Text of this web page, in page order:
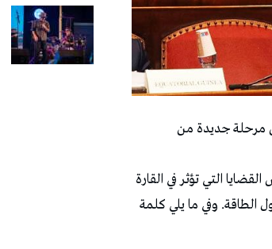
مرحلة جديدة من
بينها تونس القضايا التي تؤثر في القارة
الطاقة. وفي ما يلي كلمة